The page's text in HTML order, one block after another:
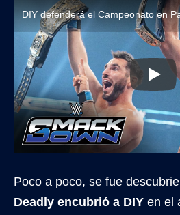
Poco a poco, se fue
Deadly encubrió a DIY en el